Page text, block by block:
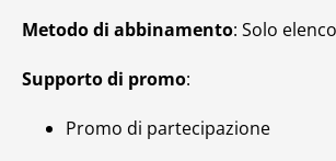
Metodo di abbinamento: Solo
Supporto di promo:
Promo di partecipazione